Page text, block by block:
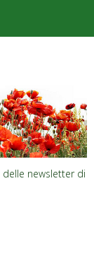
delle newsletter di